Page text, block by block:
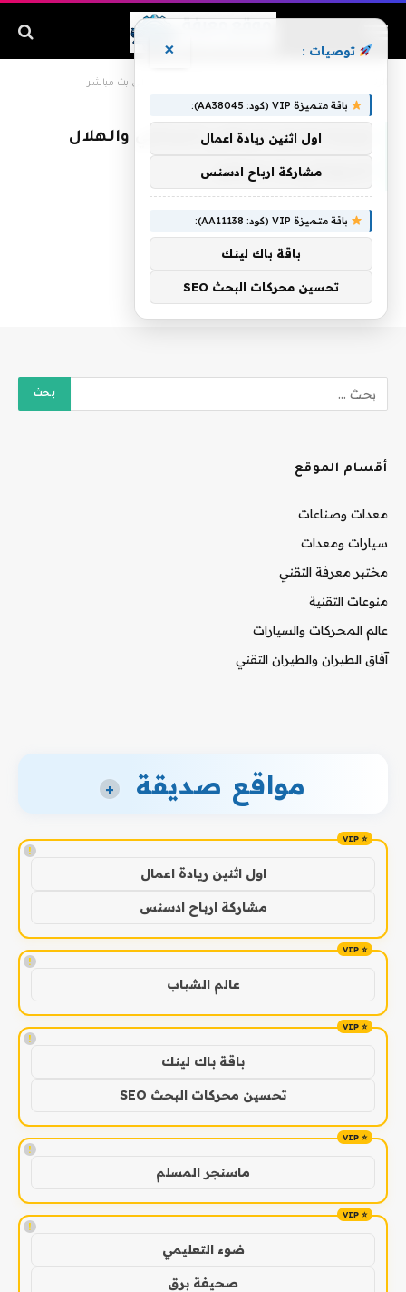
مباراة النجم الرياضي الساحلي والهلال السوداني بث مباشر
مباراة النجم الرياضي الساحلي والهلال
السوداني بث مباشر
أقسام الموقع
معدات وصناعات
سيارات ومعدات
مختبر معرفة التقني
منوعات التقنية
عالم المحركات والسيارات
آفاق الطيران والطيران التقني
مواقع صديقة +
!
اول اثنين ريادة اعمال
مشاركة ارباح ادسنس
!
عالم الشباب
!
باقة باك لينك
تحسين محركات البحث SEO
!
ماسنجر المسلم
!
ضوء التعليمي
صحيفة برق
توصيات : ×
باقة متميزة VIP (كود: AA38045):
اول اثنين ريادة اعمال
مشاركة ارباح ادسنس
باقة متميزة VIP (كود: AA11138):
باقة باك لينك
تحسين محركات البحث SEO